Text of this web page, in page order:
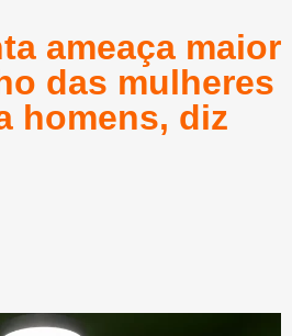
ameaça maior
das mulheres
homens, diz